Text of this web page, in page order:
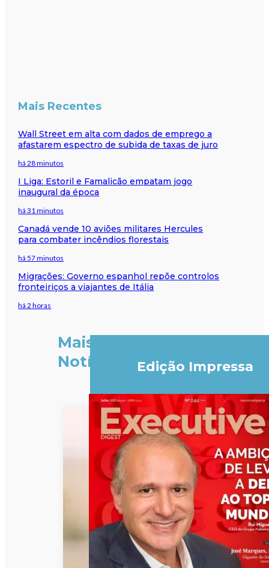
Mais Recentes
Wall Street em alta com dados de emprego a
afastarem espectro de subida de taxas de juro
há 28 minutos
I Liga: Estoril e Famalicão empatam jogo
inaugural da época
há 31 minutos
Canadá vende 10 aviões militares Hercules
para combater incêndios florestais
há 57 minutos
Migrações: Governo espanhol repõe controlos
fronteiriços a viajantes de Itália
há 2 horas
Mais
Notícias
Edição Impressa